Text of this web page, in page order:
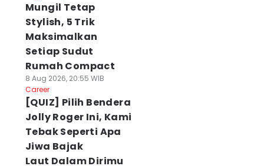
Mungil Tetap
Stylish, 5 Trik
Maksimalkan
Setiap Sudut
Rumah Compact
8 Aug 2026, 20:55 WIB
Career
[QUIZ] Pilih Bendera
Jolly Roger Ini, Kami
Tebak Seperti Apa
Jiwa Bajak
Laut Dalam Dirimu